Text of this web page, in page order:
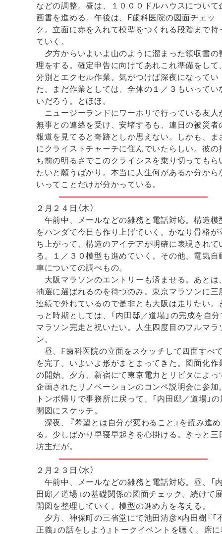
などの調整。昼は、１０００ドルハウスについて
画書を進める。午後は、F歯科医院の図面チェッ
ク。立面に赤を入れて模型をつくれる段階まで持
ていく。
夕方からいよいよ山のように溜まった領収書の
理をする。確定申告に向けてあれこれ準備をして
分別とエクセル作業。気がつけば深夜になってい
た。まだ作業としては、全体の１／３もいってい
いだろう。とほほ。
ニュージーランドにワーホリで行っている友人
無事との連絡を受け、安堵するも、連日の被災者
報道を見てると奇跡としか思えない。しかも、ま
にクライストチャーチに住んでいたらしい。彼の
ち前の明るさでこのクライシスを乗り切ってもら
たいと願うばかり。本当に人生何があるか分から
いってことだけが分かっている。
２月２４日（木）
午前中、メールなどの雑務と電話対応。構造模
をハンダで今日も作り上げていく。かなり骨格が
ち上がって、構造のアイデアが明確に表現されて
る。１／３０模型も進めていく。その他、電気自
車についての調べもの。
大阪マラソンのエントリーも済ませる。あとは
抽選に選ばれるのを待つのみ。東京マラソンに三
連続で外れているので是非とも大阪は走りたい。
っと時期としては、「内田邸／道場」の完成を自
マラソン完走と祝いたい。人生四度目のフルマラ
ン。
昼、F歯科医院の立面をスケッチして四面すべ
を完了。いよいよ形がまとまってきた。図面化作
の開始。夕方、新宿にて東京電力とリビタによっ
企画されたリノベーションのコンペ説明会に参加
トンボ帰りで事務所に戻って、「内田邸／道場」
開図にスケッチ。
深夜、『希望とは自分が変わること』を読み進め
る。少しばかり早寝早起きを心掛ける。きっと三
坊主だが。
２月２３日（水）
午前中、メールなどの雑務と電話対応。昼、「
田邸／道場」の基礎関係の図面チェック。続けて
開図を整理していく。模型の進め方を考える。
夕方、神保町の三省堂にて池田清彦×内田樹『「
正義」の話をしよう』トークイベントを聴く。席